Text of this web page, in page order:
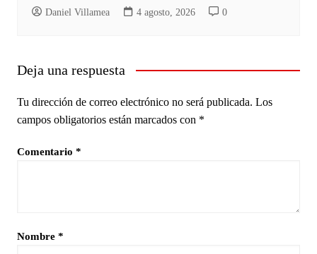
Daniel Villamea 4 agosto, 2026 0
Deja una respuesta
Tu dirección de correo electrónico no será publicada. Los
campos obligatorios están marcados con *
Comentario *
Nombre *